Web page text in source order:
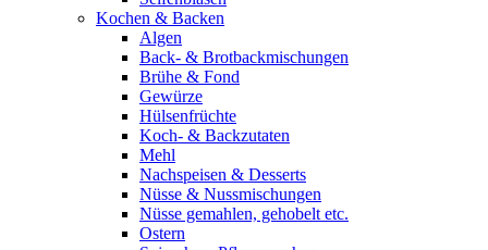
Kochen & Backen
Algen
Back- & Brotbackmischungen
Brühe & Fond
Gewürze
Hülsenfrüchte
Koch- & Backzutaten
Mehl
Nachspeisen & Desserts
Nüsse & Nussmischungen
Nüsse gemahlen, gehobelt etc.
Ostern